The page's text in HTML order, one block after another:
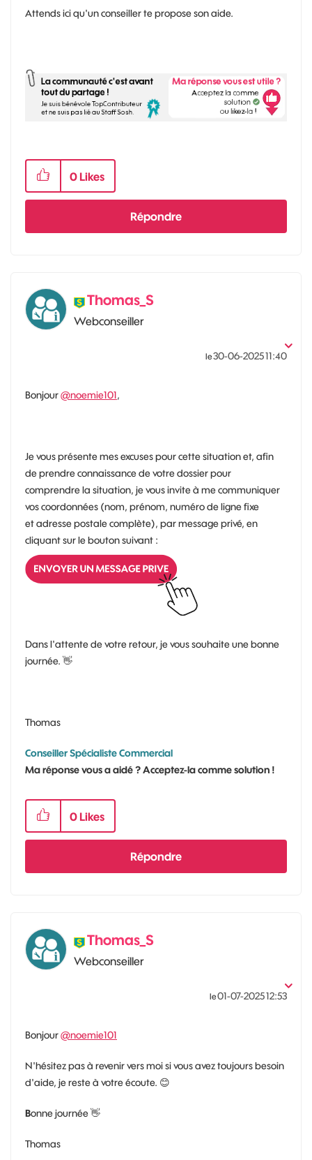
Attends ici qu'un conseiller te propose son aide.
0 Likes
Répondre
Thomas_S
Webconseiller
le‎30-06-202511:40
Bonjour@noemie101,
Je vous présente mes excuses pour cette situation et, afin
de prendre connaissance de votre dossier pour
comprendre la situation, je vous invite à me communiquer
vos coordonnées (nom, prénom, numéro de ligne fixe
et adresse postale complète), par message privé, en
cliquant sur le bouton suivant :
Dans l'attente de votre retour, je vous souhaite une bonne
journée. 👋
Thomas
Conseiller Spécialiste Commercial
Ma réponse vous a aidé ? Acceptez-la comme solution !
0 Likes
Répondre
Thomas_S
Webconseiller
le‎01-07-202512:53
Bonjour@noemie101
N'hésitez pas à revenir vers moi si vous avez toujours besoin
d'aide, je reste à votre écoute. 😊
Bonne journée👋
Thomas